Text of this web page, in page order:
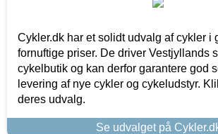
Cykler.dk har et solidt udvalg af cykler i
fornuftige priser. De driver Vestjyllands
cykelbutik og kan derfor garantere god
levering af nye cykler og cykeludstyr.
deres udvalg.
Se udvalget på